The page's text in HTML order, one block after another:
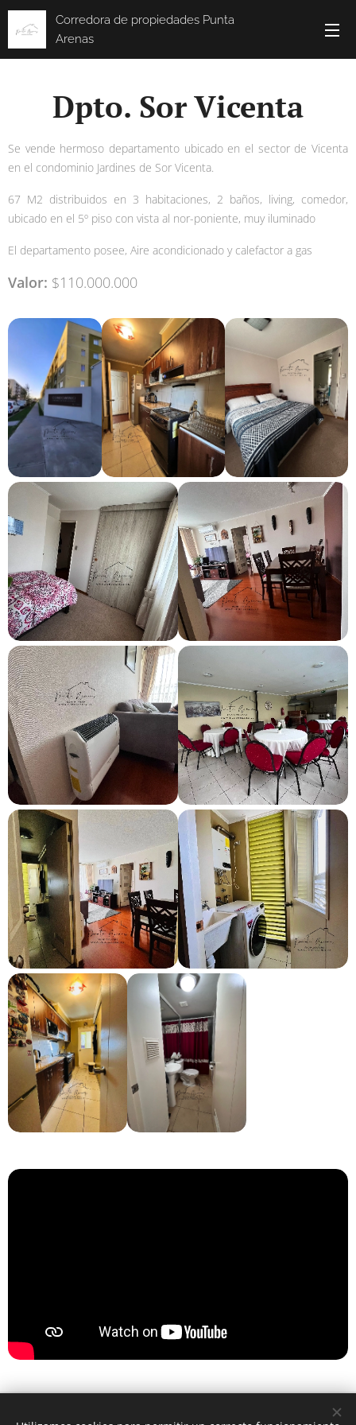
Corredora de propiedades Punta
Arenas
Dpto. Sor Vicenta
Se vende hermoso departamento ubicado en el sector de Vicenta
en el condominio Jardines de Sor Vicenta.
67 M2 distribuidos en 3 habitaciones, 2 baños, living, comedor,
ubicado en el 5º piso con vista al nor-poniente, muy iluminado
El departamento posee, Aire acondicionado y calefactor a gas
Valor: $110.000.000